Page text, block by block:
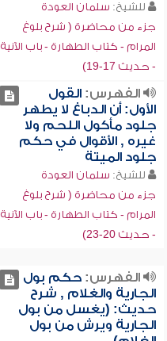
للشيخ: سلمان العودة
جزء من محاضرة ( شرح بلوغ
المرام - كتاب الطهارة - باب الآنية
- حديث 17-19)
الفهرس:القول
الأول: أن الدباغ لا يطهر
جلود مأكول اللحم ولا
غيره , الأقوال في حكم
جلود الميتة
للشيخ: سلمان العودة
جزء من محاضرة ( شرح بلوغ
المرام - كتاب الطهارة - باب الآنية
- حديث 20-23)
الفهرس:حكم بول
الجارية والغلام , شرح
حديث: (يغسل من بول
الجارية ويرش من بول